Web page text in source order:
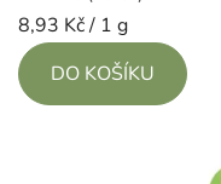
Měrná
cena:
8,93 Kč / 1 g
DO KOŠÍKU